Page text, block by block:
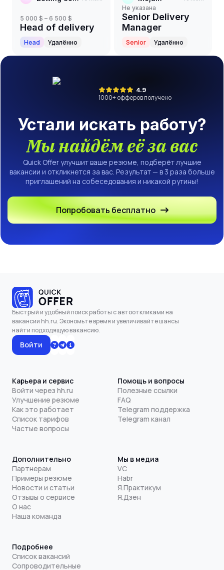
5 000 $ – 6 500 $
Head of delivery
Head Удалённо
Не указана
Senior Delivery
Manager
Senior Удалённо
4.9
1000+ офферов получено
Устали искать работу?
Мы найдём её за вас
Quick Offer улучшит ваше резюме, подберёт лучшие
вакансии и откликнется за вас. Результат — в 3 раза больше
приглашений на собеседования и никакой рутины!
Попробовать бесплатно
Быстрый и удобный поиск работы с автооткликами на
вакансии hh.ru. Экономьте время и увеличивайте шансы
найти подходящую вакансию.
Войти
Карьера и сервис
Войти через hh.ru
Улучшение резюме
Как это работает
Список тарифов
Частые вопросы
Помощь и вопросы
Полезные ссылки
FAQ
Telegram поддержка
Telegram канал
Дополнительно
Партнерам
Примеры резюме
Новости и статьи
Отзывы о сервисе
О нас
Наша команда
Мы в медиа
VC
Habr
Я.Практикум
Я.Дзен
Подробнее
Список вакансий
Сопроводительные